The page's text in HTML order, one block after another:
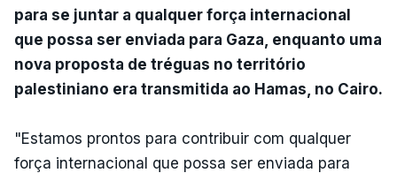
para se juntar a qualquer força internacional
que possa ser enviada para Gaza, enquanto uma
nova proposta de tréguas no território
palestiniano era transmitida ao Hamas, no Cairo.
"Estamos prontos para contribuir com qualquer
força internacional que possa ser enviada para